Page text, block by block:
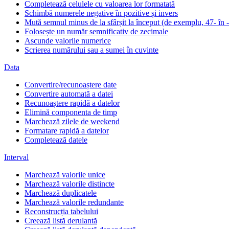
Completează celulele cu valoarea lor formatată
Schimbă numerele negative în pozitive și invers
Mută semnul minus de la sfârșit la început (de exemplu, 47- în
Folosește un număr semnificativ de zecimale
Ascunde valorile numerice
Scrierea numărului sau a sumei în cuvinte
Data
Convertire/recunoaștere date
Convertire automată a datei
Recunoaștere rapidă a datelor
Elimină componenta de timp
Marchează zilele de weekend
Formatare rapidă a datelor
Completează datele
Interval
Marchează valorile unice
Marchează valorile distincte
Marchează duplicatele
Marchează valorile redundante
Reconstrucția tabelului
Creează listă derulantă